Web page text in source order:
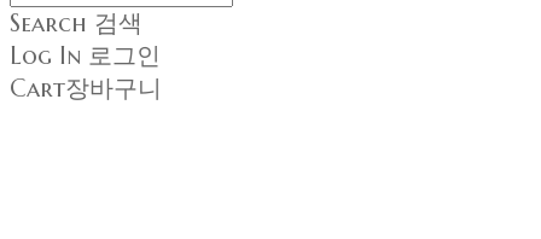
Search 검색
Log In 로그인
Cart장바구니